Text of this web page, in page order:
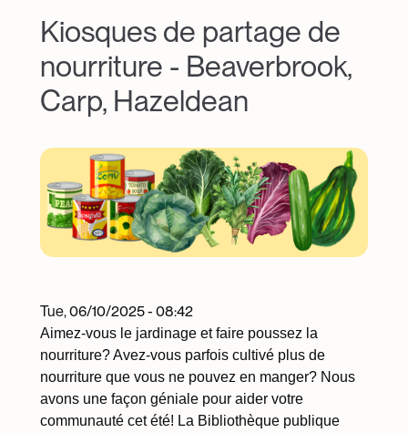
Kiosques de partage de
nourriture - Beaverbrook,
Carp, Hazeldean
Image
Tue, 06/10/2025 - 08:42
Aimez-vous le jardinage et faire poussez la
nourriture? Avez-vous parfois cultivé plus de
nourriture que vous ne pouvez en manger? Nous
avons une façon géniale pour aider votre
communauté cet été! La Bibliothèque publique